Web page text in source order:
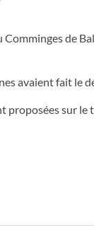
de
avaient fait le
proposées sur